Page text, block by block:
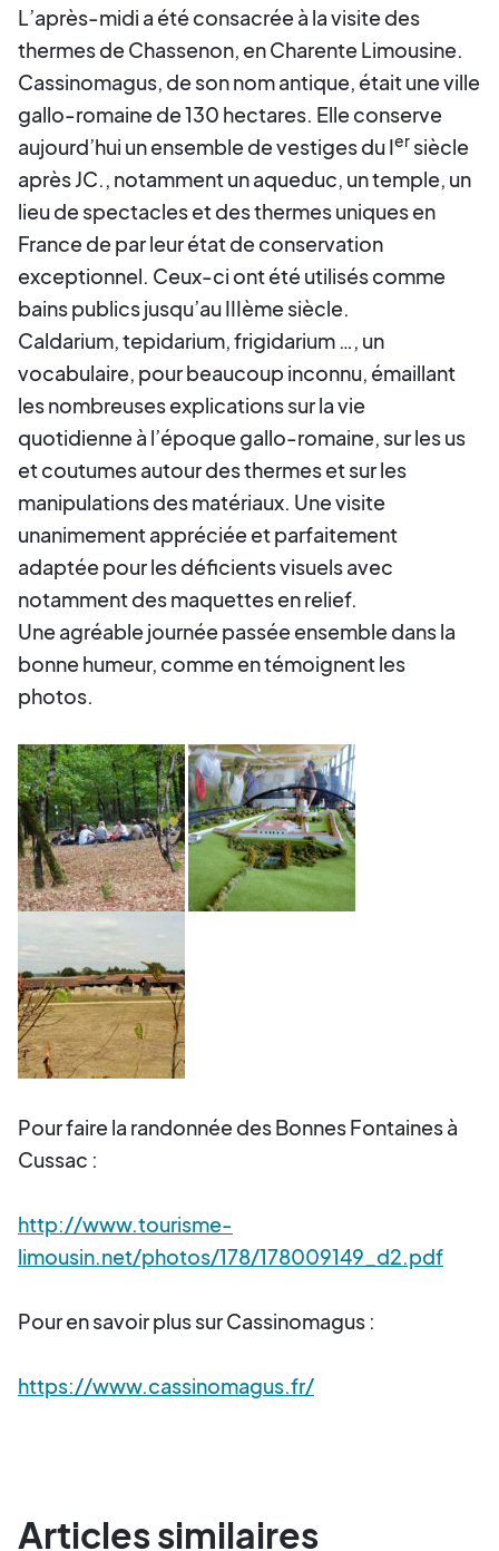
L’après-midi a été consacrée à la visite des
thermes de Chassenon, en Charente Limousine.
Cassinomagus, de son nom antique, était une ville
gallo-romaine de 130 hectares. Elle conserve
aujourd’hui un ensemble de vestiges du Ier siècle
après JC., notamment un aqueduc, un temple, un
lieu de spectacles et des thermes uniques en
France de par leur état de conservation
exceptionnel. Ceux-ci ont été utilisés comme
bains publics jusqu’au IIIème siècle.
Caldarium, tepidarium, frigidarium …, un
vocabulaire, pour beaucoup inconnu, émaillant
les nombreuses explications sur la vie
quotidienne à l’époque gallo-romaine, sur les us
et coutumes autour des thermes et sur les
manipulations des matériaux. Une visite
unanimement appréciée et parfaitement
adaptée pour les déficients visuels avec
notamment des maquettes en relief.
Une agréable journée passée ensemble dans la
bonne humeur, comme en témoignent les
photos.
Pour faire la randonnée des Bonnes Fontaines à
Cussac :
http://www.tourisme-
limousin.net/photos/178/178009149_d2.pdf
Pour en savoir plus sur Cassinomagus :
https://www.cassinomagus.fr/
Articles similaires